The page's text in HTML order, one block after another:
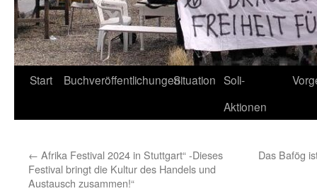
Start BuchveröffentlichungenSituation Soli-
Aktionen
← Afrika Festival 2024 in Stuttgart“ -Dieses
Festival bringt die Kultur des Handels und
Austausch zusammen!“
Das Bafög